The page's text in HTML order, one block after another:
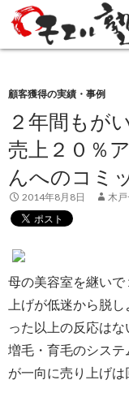
Search
SKIP
TO
顧客獲得の実績・事例
２年間もが
売上２０％
んへのコミ
2014年8月8日 木
母の美容室を継いで
上げが低迷から脱
った以上の反応は
増毛・育毛のシス
が一向に売り上げは